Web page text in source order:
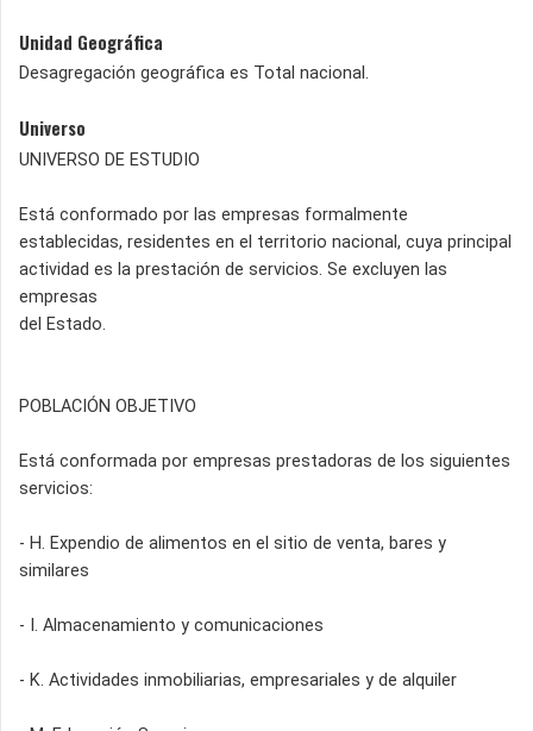
Unidad Geográfica
Desagregación geográfica es Total nacional.
Universo
UNIVERSO DE ESTUDIO
Está conformado por las empresas formalmente
establecidas, residentes en el territorio nacional, cuya principal
actividad es la prestación de servicios. Se excluyen las
empresas
del Estado.
POBLACIÓN OBJETIVO
Está conformada por empresas prestadoras de los siguientes
servicios:
- H. Expendio de alimentos en el sitio de venta, bares y
similares
- I. Almacenamiento y comunicaciones
- K. Actividades inmobiliarias, empresariales y de alquiler